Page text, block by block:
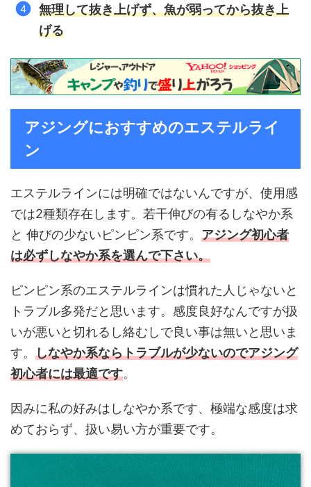
無理して抜き上げず、魚が弱ってから抜き上
げる
アジングにおすすめのエステルライ
ン
エステルラインには明確ではないんですが、使用感
では2種類存在します。若干伸びの有るしなやか系
と 伸びの少ないピンピン系です。 アジング初心者
は必ずしなやか系を選んで下さい。
ピンピン系のエステルラインは慣れた人じゃないと
トラブル多発だと思います。感度良好なんですが扱
いが悪いと切れるし絡むしで良い事は無いと思いま
す。 しなやか系ならトラブルが少ないのでアジング
初心者には最適です。
因みに私の好みはしなやか系です、極端な感度は求
めておらず、扱い易い方が重要です。